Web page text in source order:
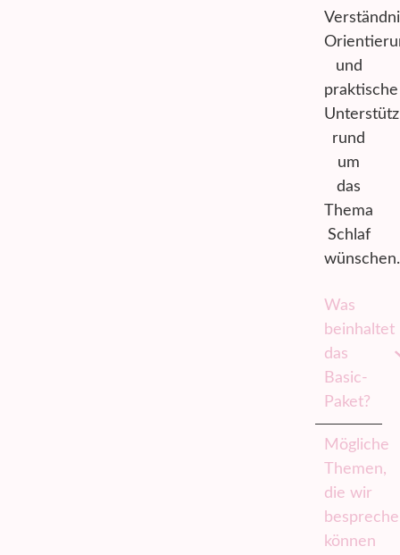
und
praktische
rund
um
das
Thema
Schlaf
wünschen.
Was
beinhaltet
das
Basic-
Paket?
Mögliche
Themen,
die wir
können